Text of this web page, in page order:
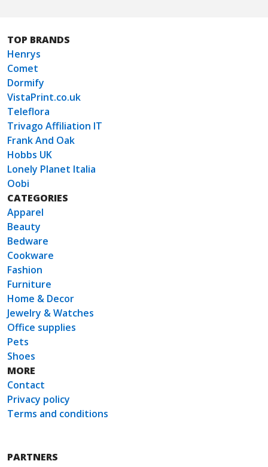
TOP BRANDS
Henrys
Comet
Dormify
VistaPrint.co.uk
Teleflora
Trivago Affiliation IT
Frank And Oak
Hobbs UK
Lonely Planet Italia
Oobi
CATEGORIES
Apparel
Beauty
Bedware
Cookware
Fashion
Furniture
Home & Decor
Jewelry & Watches
Office supplies
Pets
Shoes
MORE
Contact
Privacy policy
Terms and conditions
PARTNERS